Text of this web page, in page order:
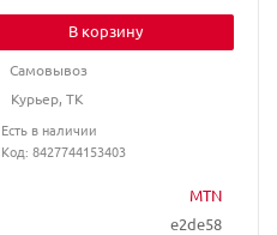
MTN
e2de58
В корзину
Самовывоз
Курьер, ТК
Есть в наличии
Код: 8427744153403